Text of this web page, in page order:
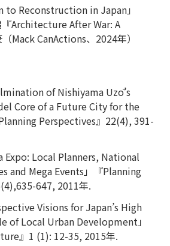
to Reconstruction in Japan」
Architecture After War: A
Mack CanActions、2024年）
of Nishiyama Uzō’s
Core of a Future City for the
Perspectives』22(4), 391-
Expo: Local Planners, National
and Mega Events」『Planning
647, 2011年.
Visions for Japan’s High
of Local Urban Development」
』1 (1): 12-35, 2015年.